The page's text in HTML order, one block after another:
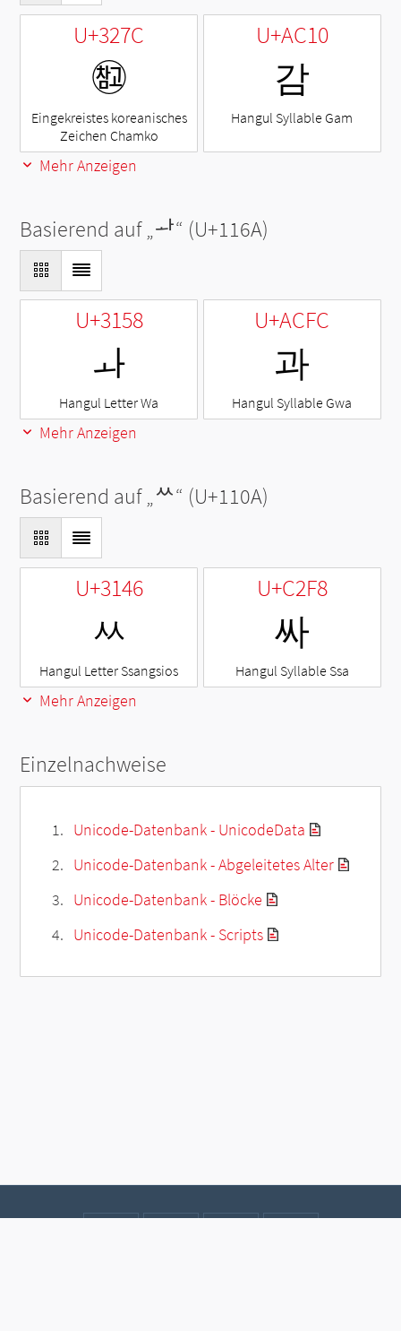
U+327C
㉼
Eingekreistes koreanisches
Zeichen Chamko
U+AC10
감
Hangul Syllable Gam
Mehr Anzeigen
Basierend auf „ᅪ“ (U+116A)
U+3158
ㅘ
Hangul Letter Wa
U+ACFC
과
Hangul Syllable Gwa
Mehr Anzeigen
Basierend auf „ᄊ“ (U+110A)
U+3146
ㅆ
Hangul Letter Ssangsios
U+C2F8
싸
Hangul Syllable Ssa
Mehr Anzeigen
Einzelnachweise
Unicode-Datenbank - UnicodeData
Unicode-Datenbank - Abgeleitetes Alter
Unicode-Datenbank - Blöcke
Unicode-Datenbank - Scripts